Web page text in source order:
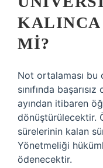
KALINCA
MI?
Not ortalaması bu
sınıfında
ayından itibaren
dönüştürülecektir.
sürelerinin kalan
Yönetmeliği
ödenecektir.